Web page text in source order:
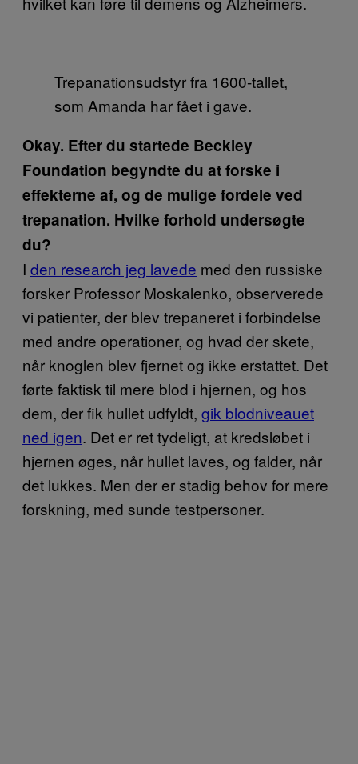
Trepanationsudstyr fra 1600-tallet,
som Amanda har fået i gave.
Okay. Efter du startede Beckley
Foundation begyndte du at forske i
effekterne af, og de mulige fordele ved
trepanation. Hvilke forhold undersøgte
du?
I den research jeg lavede med den russiske
forsker Professor Moskalenko, observerede
vi patienter, der blev trepaneret i forbindelse
med andre operationer, og hvad der skete,
når knoglen blev fjernet og ikke erstattet. Det
førte faktisk til mere blod i hjernen, og hos
dem, der fik hullet udfyldt, gik blodniveauet
ned igen. Det er ret tydeligt, at kredsløbet i
hjernen øges, når hullet laves, og falder, når
det lukkes. Men der er stadig behov for mere
forskning, med sunde testpersoner.